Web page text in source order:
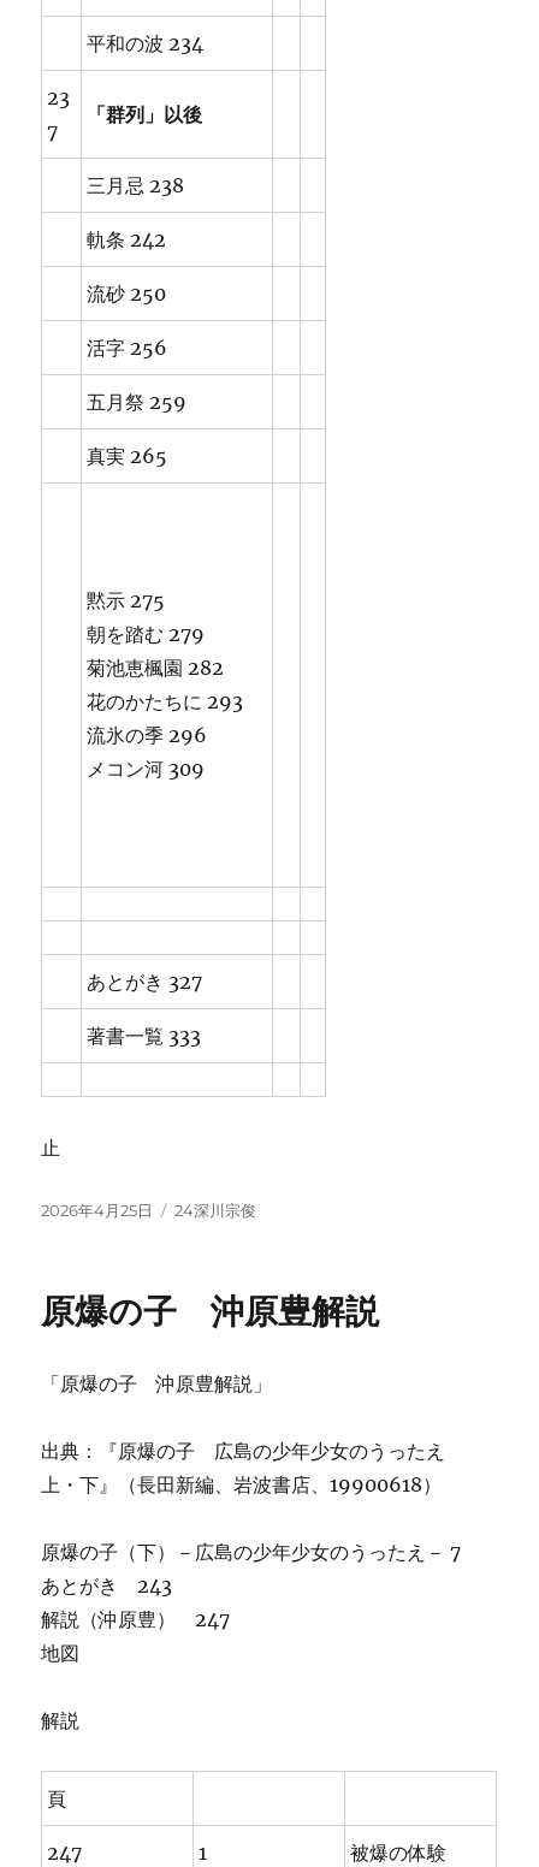
平和の波 234
23
7
「群列」以後
三月忌 238
軌条 242
流砂 250
活字 256
五月祭 259
真実 265
黙示 275
朝を踏む 279
菊池恵楓園 282
花のかたちに 293
流氷の季 296
メコン河 309
あとがき 327
著書一覧 333
止
投
2026年4月25日
カ
ー
24深川宗俊
原爆の子 沖原豊解説
「原爆の子 沖原豊解説」
出典：『原爆の子 広島の少年少女のうったえ
上・下』（長田新編、岩波書店、19900618）
原爆の子（下）－広島の少年少女のうったえ－ 7
あとがき 243
解説（沖原豊） 247
地図
解説
頁
247 1 被爆の体験